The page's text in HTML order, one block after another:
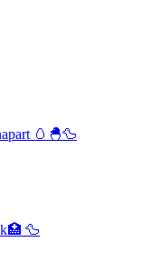
🥚🐣🦆
🦆